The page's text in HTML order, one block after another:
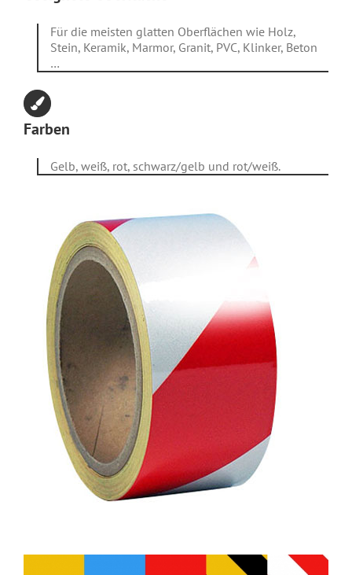
Für die meisten glatten Oberflächen wie Holz,
Stein, Keramik, Marmor, Granit, PVC, Klinker, Beton
…
Farben
Gelb, weiß, rot, schwarz/gelb und rot/weiß.